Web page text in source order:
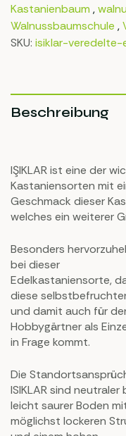
Kastanienbaum ,
Walnussbaumschule ,
SKU: isiklar-veredelte-
Beschreibung
IŞIKLAR ist eine der
Kastaniensorten mit
Geschmack dieser
welches ein weiterer
Besonders
bei dieser
Edelkastaniensorte,
diese
und damit auch für
Hobbygärtner als
in Frage kommt.
Die
ISIKLAR sind neutraler
leicht saurer Boden
möglichst lockeren